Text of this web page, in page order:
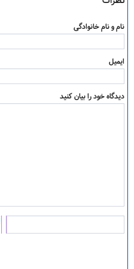
نام و نام خانوادگی
ایمیل
دیدگاه خود را بیان کنید